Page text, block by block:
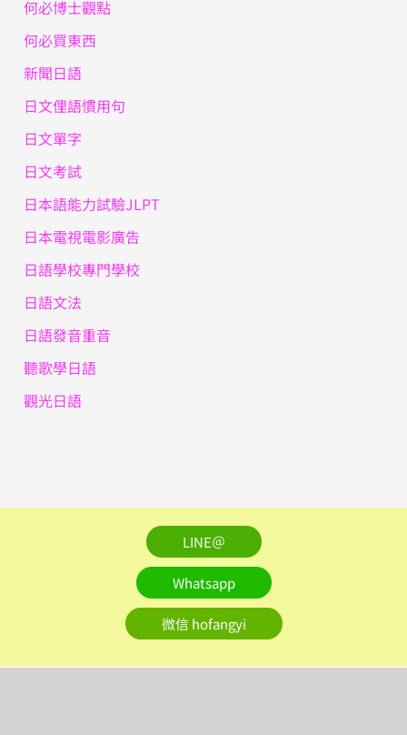
何必博士觀點
何必買東西
新聞日語
日文俚語慣用句
日文單字
日文考試
日本語能力試驗JLPT
日本電視電影廣告
日語學校專門學校
日語文法
日語發音重音
聽歌學日語
觀光日語
LINE＠
Whatsapp
微信 hofangyi